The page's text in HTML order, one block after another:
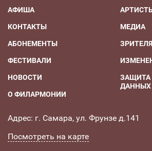
АФИША
КОНТАКТЫ
АБОНЕМЕНТЫ
ФЕСТИВАЛИ
НОВОСТИ
О ФИЛАРМОНИИ
МЕДИА
ЗАЩИТА
ДАННЫХ
Адрес: г. Самара, ул. Фрунзе д.141
Посмотреть на карте